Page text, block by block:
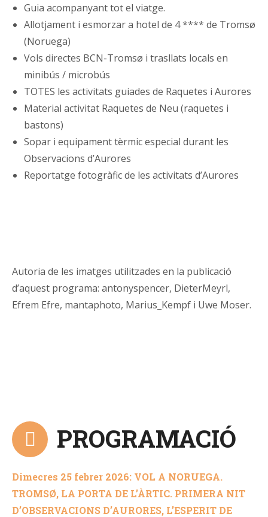
Guia acompanyant tot el viatge.
Allotjament i esmorzar a hotel de 4 **** de Tromsø
(Noruega)
Vols directes BCN-Tromsø i trasllats locals en
minibús / microbús
TOTES les activitats guiades de Raquetes i Aurores
Material activitat Raquetes de Neu (raquetes i
bastons)
Sopar i equipament tèrmic especial durant les
Observacions d’Aurores
Reportatge fotogràfic de les activitats d’Aurores
Autoria de les imatges utilitzades en la publicació
d’aquest programa: antonyspencer, DieterMeyrl,
Efrem Efre, mantaphoto, Marius_Kempf i Uwe Moser.
PROGRAMACIÓ
Dimecres 25 febrer 2026: VOL A NORUEGA.
TROMSØ, LA PORTA DE L’ÀRTIC. PRIMERA NIT
D’OBSERVACIONS D’AURORES, L’ESPERIT DE